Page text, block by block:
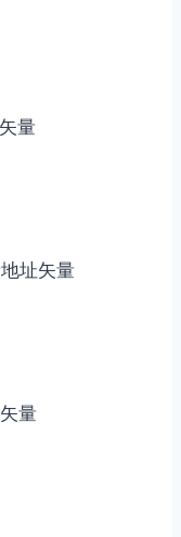
量
址矢量
量